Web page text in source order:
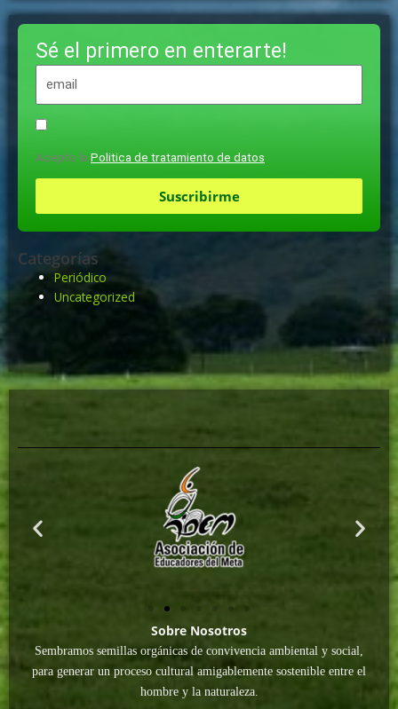
Sé el primero en enterarte!
Acepto la Politica de tratamiento de datos
Suscribirme
Categorías
Periódico
Uncategorized
Sobre Nosotros
Sembramos semillas orgánicas de convivencia ambiental y social,
para generar un proceso cultural amigablemente sostenible entre el
hombre y la naturaleza.